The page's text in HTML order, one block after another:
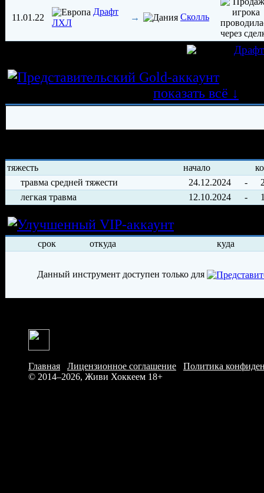
11.01.22
Драфт
ЛХЛ
→ Сколль
показать всё ↓
тяжесть начало
травма средней тяжести
24.12.2024 -
легкая травма
12.10.2024 -
Условия
срок откуда куда
Данный инструмент доступен только для
Главная Лицензионное соглашение
Политика
© 2014–2026, Живи Хоккеем 18+